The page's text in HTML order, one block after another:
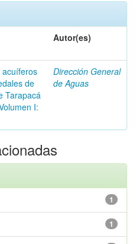
Autor(es)
acuíferos
de
Tarapacá
I:
Dirección General
de Aguas
1
1